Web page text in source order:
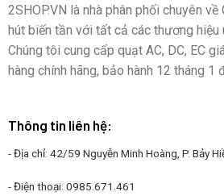
2SHOP.VN là nhà phân phối chuyên
hút biến tần với tất cả các thương
Chúng tôi cung cấp quạt AC, DC, EC
hàng chính hãng, bảo hành 12 tháng 1
Thông tin liên hệ:
- Địa chỉ: 42/59 Nguyễn Minh Hoàng, P. Bảy
- Điện thoại: 0985.671.461